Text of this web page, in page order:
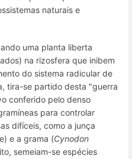
naturais e
uma planta liberta
na rizosfera que inibem
do sistema radicular de
tira-se partido desta "guerra
conferido pelo denso
para controlar
difíceis, como a junça
e a grama (Cynodon
semeiam-se espécies